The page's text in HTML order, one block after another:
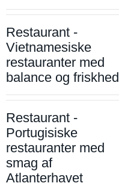
Restaurant -
Vietnamesiske
restauranter med
balance og friskhed
Restaurant -
Portugisiske
restauranter med
smag af
Atlanterhavet